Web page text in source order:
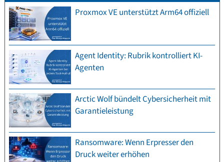
Proxmox VE unterstützt Arm64 offiziell
Agent Identity: Rubrik kontrolliert KI-
Agenten
Arctic Wolf bündelt Cybersicherheit mit
Garantieleistung
Ransomware: Wenn Erpresser den
Druck weiter erhöhen